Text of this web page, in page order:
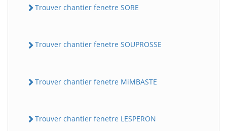
Trouver chantier fenetre SORE
Trouver chantier fenetre SOUPROSSE
Trouver chantier fenetre MiMBASTE
Trouver chantier fenetre LESPERON